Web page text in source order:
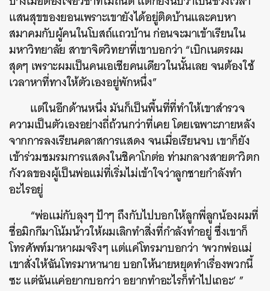
แสนสุขของยอนเพราะเขายังได้อยู่ติดบ้านและคบหา
สมาคมกับผู้คนในโบสถ์แถวบ้าน ก่อนจะมาเข้าเรียนใน
มหาวิทยาลัย สาขาจิตวิทยาที่เขาบอกว่า “เบิกเนตรผม
สุดๆ เพราะผมเป็นคนเอเชียคนเดียวในนั้นเลย จนต้องใช้
เวลาหาที่ทางให้ตัวเองอยู่พักหนึ่ง”
แต่ในอีกด้านหนึ่ง มันก็เป็นพื้นที่ที่ทำให้เขาสำรวจ
ความเป็นตัวเองอย่างถี่ถ้วนกว่าที่เคย โดยเฉพาะภายหลัง
จากการลงเรียนคลาสการแสดง จนเมื่อเรียนจบ เขาก็ยัง
เข้าร่วมชมรมการแสดงในชิคาโกต่อ ท่ามกลางสายตาวิตก
กังวลของผู้เป็นพ่อแม่ที่เริ่มไม่เข้าใจว่าลูกชายกำลังทำ
อะไรอยู่
“พ่อแม่กับลุงๆ ป้าๆ ถึงกับไปบอกให้ลูกพี่ลูกน้องผมที่
ชื่อมิกกีมาโน้มน้าวให้ผมเลิกทำสิ่งที่กำลังทำอยู่ ซึ่งเขาก็
โทรศัพท์มาหาผมจริงๆ แต่แค่โทรมาบอกว่า ‘พวกพ่อแม่
เขาสั่งให้ฉันโทรมาหานาย บอกให้นายหยุดทำเรื่องพวกนี้
ซะ แต่ฉันแค่อยากบอกว่า อยากทำอะไรก็ทำไปเถอะ’ ”